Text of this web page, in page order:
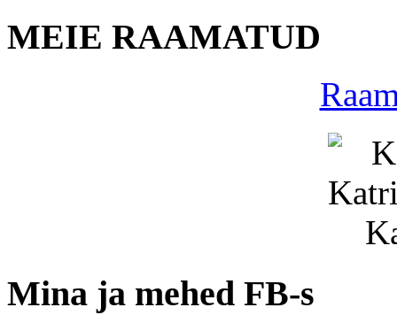
MEIE RAAMATUD
Mina ja mehed FB-s